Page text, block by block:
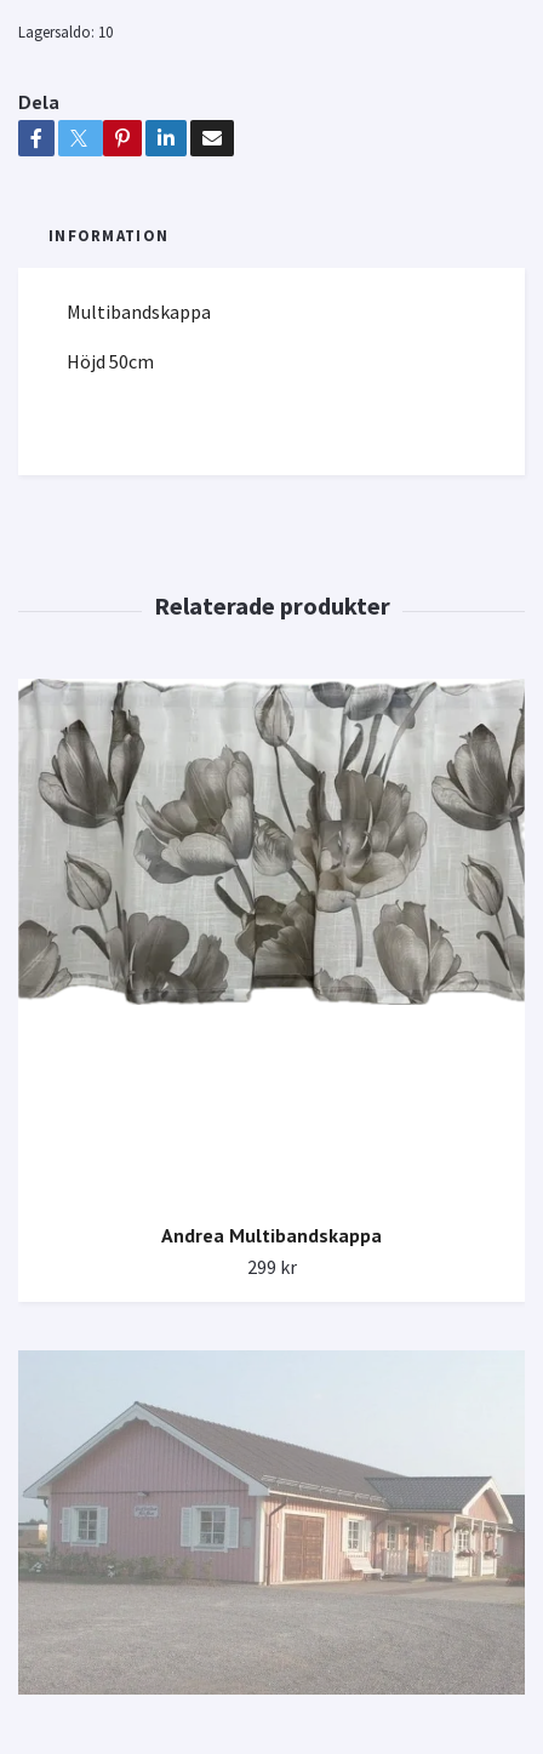
Lagersaldo: 10
Dela
INFORMATION
Multibandskappa
Höjd 50cm
Andrea Multibandskappa
299 kr